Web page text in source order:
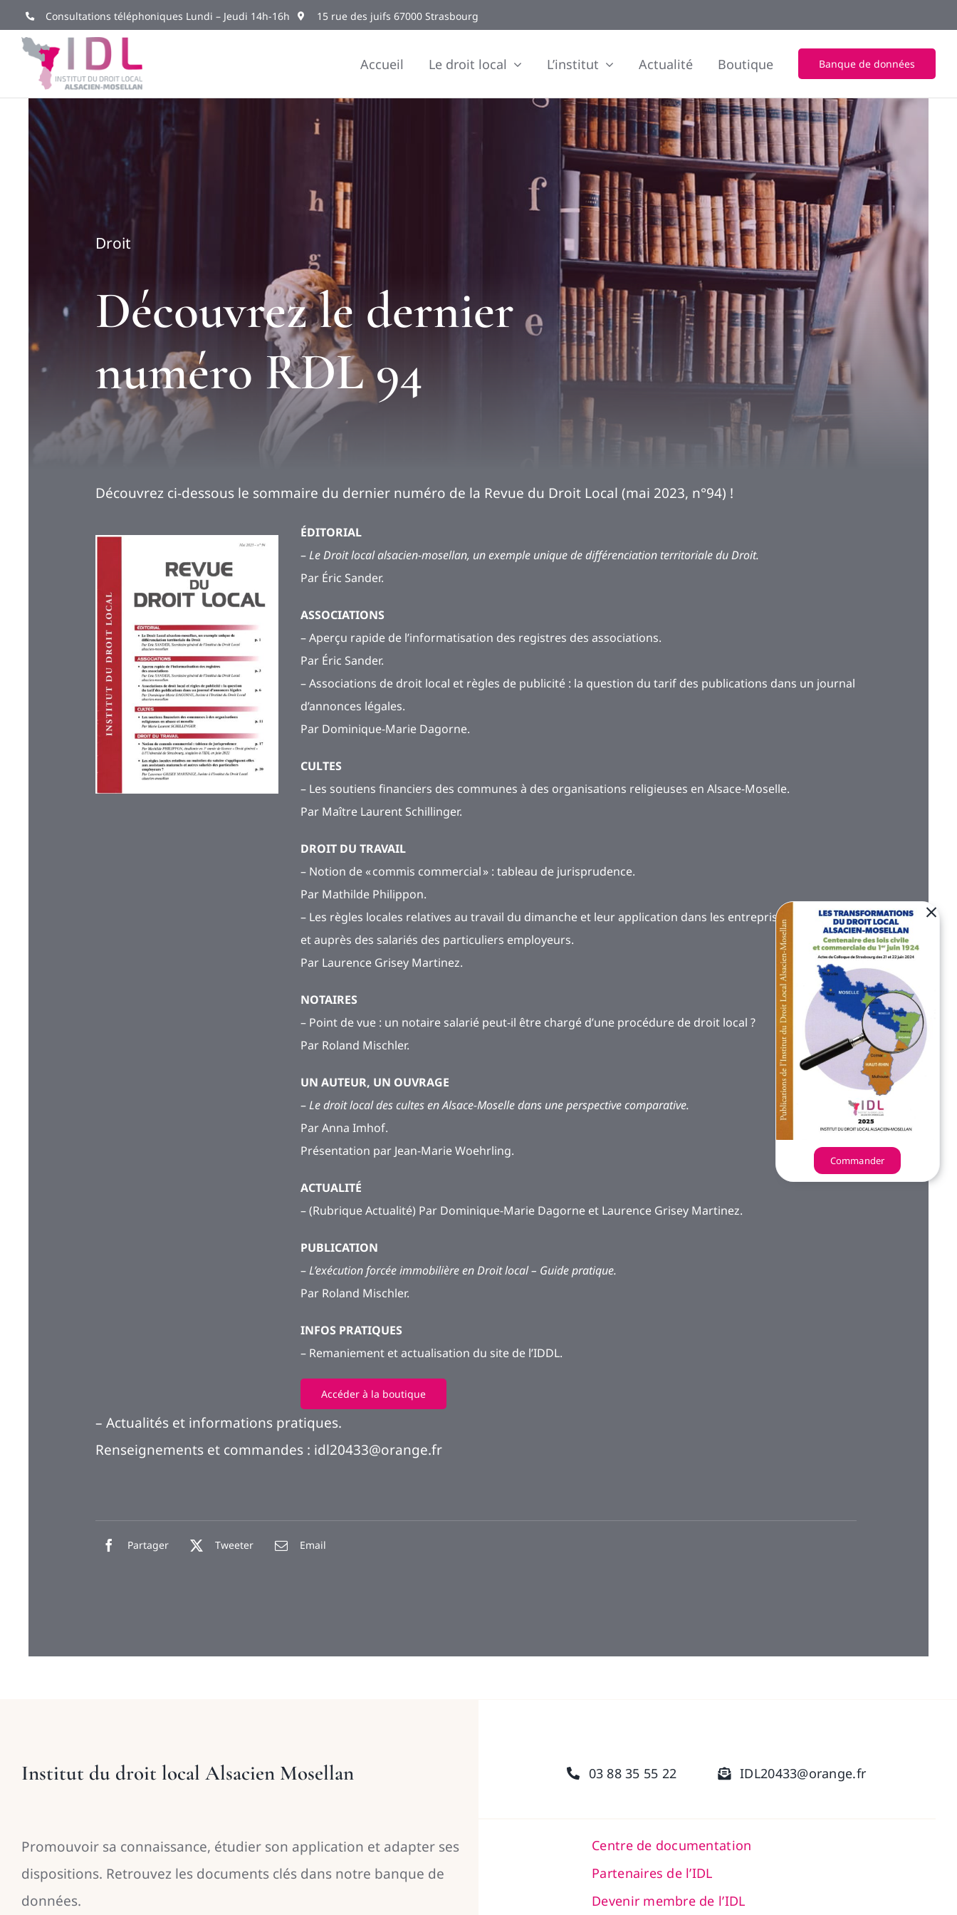
Passer
contenu
Consultations téléphoniques Lundi – Jeudi 14h-16h 15 rue des juifs 67000 Strasbourg
Accueil Le droit local L’institut Actualité Boutique Banque de données
Droit
Découvrez le dernier
numéro RDL 94
Découvrez ci-dessous le sommaire du dernier numéro de la Revue du Droit Local (mai 2023, n°94) !
ÉDITORIAL
–Le Droit local alsacien-mosellan, un exemple unique de différenciation territoriale du Droit.
Par Éric Sander.
ASSOCIATIONS
– Aperçu rapide de l’informatisation des registres des associations.
Par Éric Sander.
– Associations de droit local et règles de publicité : la question du tarif des publications dans un journal
d’annonces légales.
Par Dominique-Marie Dagorne.
CULTES
– Les soutiens financiers des communes à des organisations religieuses en Alsace-Moselle.
Par Maître Laurent Schillinger.
DROIT DU TRAVAIL
– Notion de « commis commercial » : tableau de jurisprudence.
Par Mathilde Philippon.
– Les règles locales relatives au travail du dimanche et leur application dans les entreprises artisanales
et auprès des salariés des particuliers employeurs.
Par Laurence Grisey Martinez.
NOTAIRES
– Point de vue : un notaire salarié peut-il être chargé d’une procédure de droit local ?
Par Roland Mischler.
UN AUTEUR, UN OUVRAGE
–Le droit local des cultes en Alsace-Moselle dans une perspective comparative.
Par Anna Imhof.
Présentation par Jean-Marie Woehrling.
ACTUALITÉ
– (Rubrique Actualité) Par Dominique-Marie Dagorne et Laurence Grisey Martinez.
PUBLICATION
–L’exécution forcée immobilière en Droit local – Guide pratique.
Par Roland Mischler.
INFOS PRATIQUES
– Remaniement et actualisation du site de l’IDDL.
Accéder à la boutique
– Actualités et informations pratiques.
Renseignements et commandes : idl20433@orange.fr
Partager Tweeter Email
Institut du droit local Alsacien Mosellan 03 88 35 55 22 IDL20433@orange.fr
Promouvoir sa connaissance, étudier son application et adapter ses
dispositions. Retrouvez les documents clés dans notre banque de
données.
Centre de documentation
Partenaires de l’IDL
Devenir membre de l’IDL
Commander